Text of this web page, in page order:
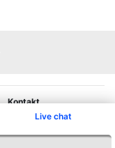
Live chat
Kontakt